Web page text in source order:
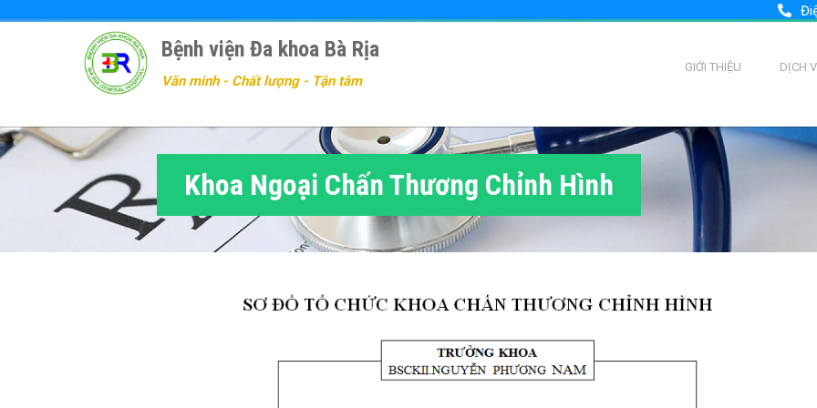
đến
Bệnh viện Đa khoa Bà Rịa
Văn minh - Chất lượng - Tận tâm
GIỚI THIỆU DỊCH
Khoa Ngoại Chấn Thương Chỉnh Hình